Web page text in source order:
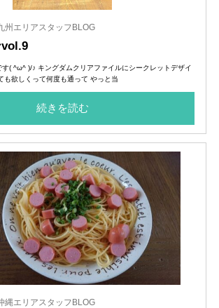
州エリアスタッフBLOG
vol.9
( ^ω^ )/♪ キングダムクリアファイルにシークレットデザイ
も欲しくって何度も通って やっと当
続きを読む
縄エリアスタッフBLOG